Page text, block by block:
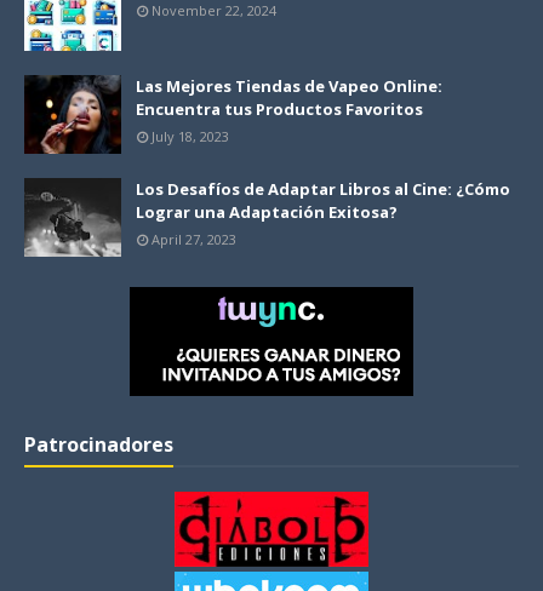
November 22, 2024
Las Mejores Tiendas de Vapeo Online:
Encuentra tus Productos Favoritos
July 18, 2023
Los Desafíos de Adaptar Libros al Cine: ¿Cómo
Lograr una Adaptación Exitosa?
April 27, 2023
Patrocinadores